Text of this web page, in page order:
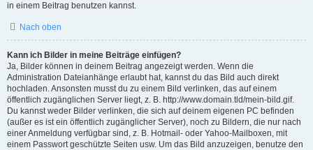
in einem Beitrag benutzen kannst.
Nach oben
Kann ich Bilder in meine Beiträge einfügen?
Ja, Bilder können in deinem Beitrag angezeigt werden. Wenn die
Administration Dateianhänge erlaubt hat, kannst du das Bild auch direkt
hochladen. Ansonsten musst du zu einem Bild verlinken, das auf einem
öffentlich zugänglichen Server liegt, z. B. http://www.domain.tld/mein-bild.gif.
Du kannst weder Bilder verlinken, die sich auf deinem eigenen PC befinden
(außer es ist ein öffentlich zugänglicher Server), noch zu Bildern, die nur nach
einer Anmeldung verfügbar sind, z. B. Hotmail- oder Yahoo-Mailboxen, mit
einem Passwort geschützte Seiten usw. Um das Bild anzuzeigen, benutze den